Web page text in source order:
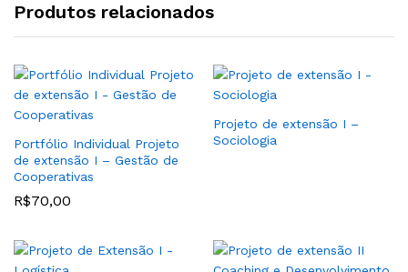
Produtos relacionados
Portfólio Individual Projeto
de extensão I – Gestão de
Cooperativas
R$70,00
Projeto de extensão I –
Sociologia